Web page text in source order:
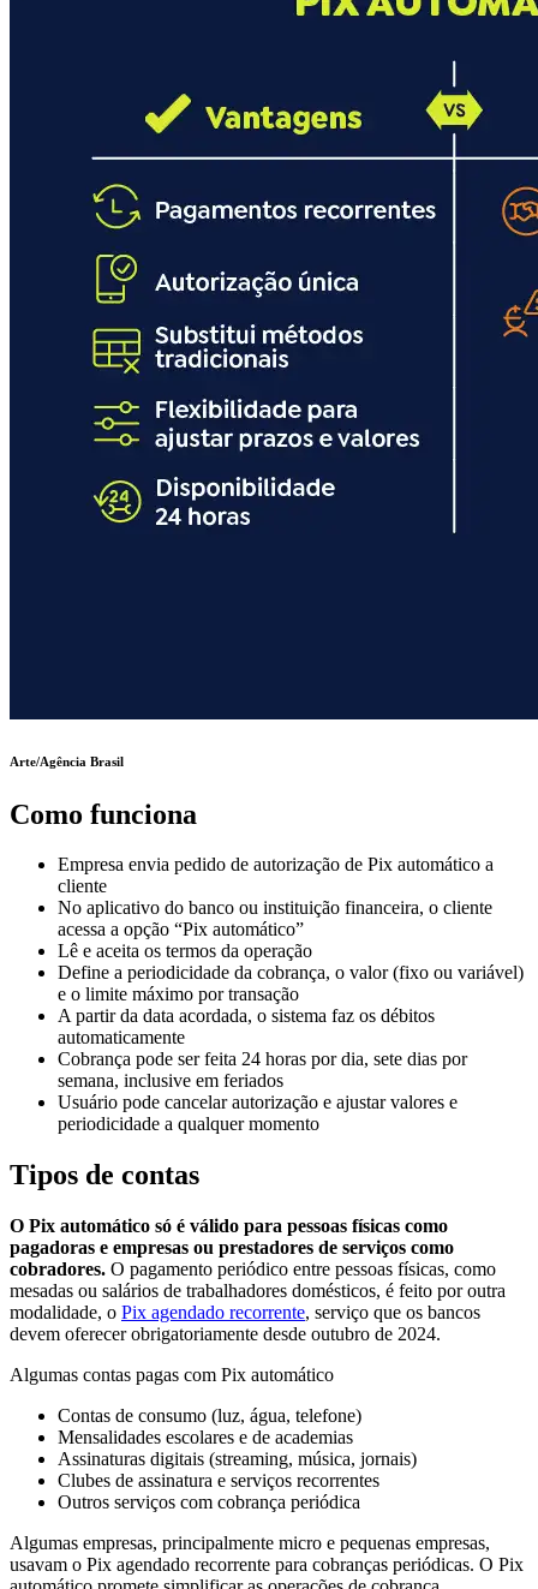
Arte/Agência Brasil
Como funciona
Empresa envia pedido de autorização de Pix automático a
cliente
No aplicativo do banco ou instituição financeira, o cliente
acessa a opção “Pix automático”
Lê e aceita os termos da operação
Define a periodicidade da cobrança, o valor (fixo ou variável)
e o limite máximo por transação
A partir da data acordada, o sistema faz os débitos
automaticamente
Cobrança pode ser feita 24 horas por dia, sete dias por
semana, inclusive em feriados
Usuário pode cancelar autorização e ajustar valores e
periodicidade a qualquer momento
Tipos de contas
O Pix automático só é válido para pessoas físicas como
pagadoras e empresas ou prestadores de serviços como
cobradores. O pagamento periódico entre pessoas físicas, como
mesadas ou salários de trabalhadores domésticos, é feito por outra
modalidade, o Pix agendado recorrente, serviço que os bancos
devem oferecer obrigatoriamente desde outubro de 2024.
Algumas contas pagas com Pix automático
Contas de consumo (luz, água, telefone)
Mensalidades escolares e de academias
Assinaturas digitais (streaming, música, jornais)
Clubes de assinatura e serviços recorrentes
Outros serviços com cobrança periódica
Algumas empresas, principalmente micro e pequenas empresas,
usavam o Pix agendado recorrente para cobranças periódicas. O Pix